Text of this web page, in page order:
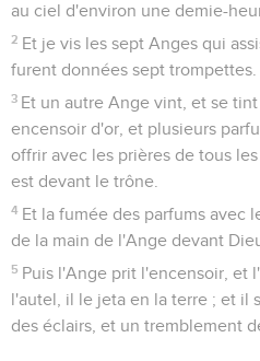
au ciel d'environ une demie-
2 Et je vis les sept Anges qui
furent données sept trompettes.
3 Et un autre Ange vint, et se
encensoir d'or, et plusieurs
offrir avec les prières de tous
est devant le trône.
4 Et la fumée des parfums avec
de la main de l'Ange devant
5 Puis l'Ange prit l'encensoir, et
l'autel, il le jeta en la terre ; et il
des éclairs, et un tremblement